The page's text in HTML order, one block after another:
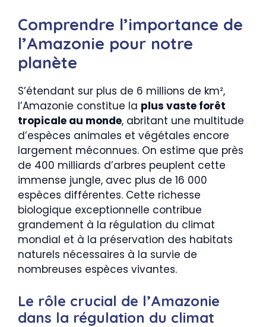
Comprendre l’importance de
l’Amazonie pour notre
planète
S’étendant sur plus de 6 millions de km²,
l’Amazonie constitue la plus vaste forêt
tropicale au monde, abritant une multitude
d’espèces animales et végétales encore
largement méconnues. On estime que près
de 400 milliards d’arbres peuplent cette
immense jungle, avec plus de 16 000
espèces différentes. Cette richesse
biologique exceptionnelle contribue
grandement à la régulation du climat
mondial et à la préservation des habitats
naturels nécessaires à la survie de
nombreuses espèces vivantes.
Le rôle crucial de l’Amazonie
dans la régulation du climat